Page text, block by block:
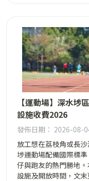
【運動場】深水埗
設施收費2026
發佈日期： 2026-08-
放工想在荔枝角或長
埗運動場配備國際標
仔與跑友的熱門勝地
設施及開放時間，文